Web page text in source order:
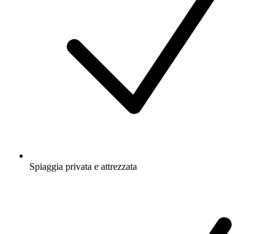
Spiaggia privata e attrezzata